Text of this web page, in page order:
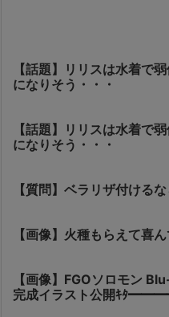
【話題】リリスは水着で
になりそう・・・
【話題】リリスは水着で
になりそう・・・
【質問】ベラリザ付ける
【画像】火種もらえて喜
【画像】FGOソロモン
完成イラスト公開ｷﾀ